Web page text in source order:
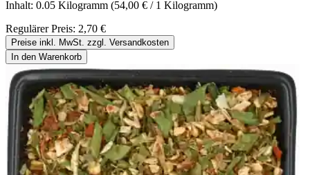
Inhalt: 0.05 Kilogramm (54,00 € / 1 Kilogramm)
Regulärer Preis: 2,70 €
Preise inkl. MwSt. zzgl. Versandkosten
In den Warenkorb